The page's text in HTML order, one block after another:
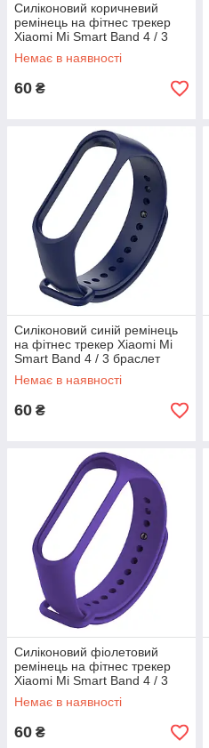
Силіконовий коричневий
ремінець на фітнес трекер
Xiaomi Mi Smart Band 4 / 3
браслет аксесуар заміна
Немає в наявності
60 ₴
Силіконовий синій ремінець
на фітнес трекер Xiaomi Mi
Smart Band 4 / 3 браслет
аксесуар заміна
Немає в наявності
60 ₴
Силіконовий фіолетовий
ремінець на фітнес трекер
Xiaomi Mi Smart Band 4 / 3
браслет аксесуар заміна
Немає в наявності
60 ₴